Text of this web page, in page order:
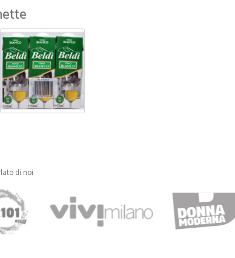
Ottimo la qualità del prodotto
Ottimo la qualità del prodotto, il prezzo e la dinamica della
di noi